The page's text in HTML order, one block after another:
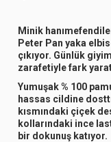
Minik
Peter Pan yaka
çıkıyor. Günlük
zarafetiyle fark
Yumuşak% 100
hassas cildine
kısmındaki çiçek
kollarındaki ince
bir dokunuş katıyor.